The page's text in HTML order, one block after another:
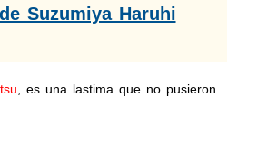
Suzumiya Haruhi
, es una lastima que no pusieron